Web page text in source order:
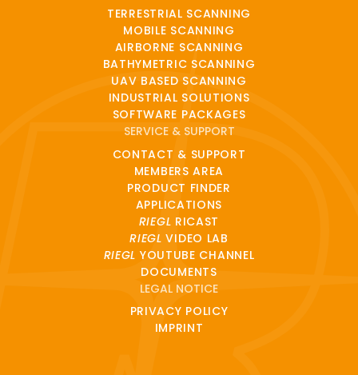
TERRESTRIAL SCANNING
MOBILE SCANNING
AIRBORNE SCANNING
BATHYMETRIC SCANNING
UAV BASED SCANNING
INDUSTRIAL SOLUTIONS
SOFTWARE PACKAGES
SERVICE & SUPPORT
CONTACT & SUPPORT
MEMBERS AREA
PRODUCT FINDER
APPLICATIONS
RIEGL RICAST
RIEGL VIDEO LAB
RIEGL YOUTUBE CHANNEL
DOCUMENTS
LEGAL NOTICE
PRIVACY POLICY
IMPRINT